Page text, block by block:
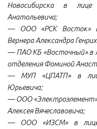
Новосибирска в лице
Анатольевича;
— ООО «РСК Восток» в
Вернера Александра
— ПАО КБ «Восточный» в
отделения Фоминой
— МУП «ЦПАТП» в
Юрьевича;
— ООО
Алексея Вячеславовича;
— ООО «ИЗСМ» в лице